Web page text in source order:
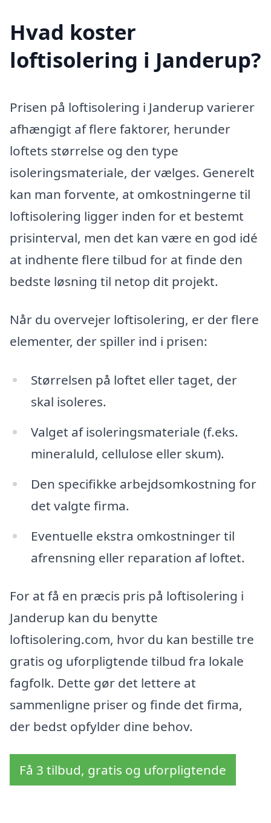
Hvad koster
loftisolering i Janderup?
Prisen på loftisolering i Janderup varierer
afhængigt af flere faktorer, herunder
loftets størrelse og den type
isoleringsmateriale, der vælges. Generelt
kan man forvente, at omkostningerne til
loftisolering ligger inden for et bestemt
prisinterval, men det kan være en god idé
at indhente flere tilbud for at finde den
bedste løsning til netop dit projekt.
Når du overvejer loftisolering, er der flere
elementer, der spiller ind i prisen:
Størrelsen på loftet eller taget, der
skal isoleres.
Valget af isoleringsmateriale (f.eks.
mineraluld, cellulose eller skum).
Den specifikke arbejdsomkostning for
det valgte firma.
Eventuelle ekstra omkostninger til
afrensning eller reparation af loftet.
For at få en præcis pris på loftisolering i
Janderup kan du benytte
loftisolering.com, hvor du kan bestille tre
gratis og uforpligtende tilbud fra lokale
fagfolk. Dette gør det lettere at
sammenligne priser og finde det firma,
der bedst opfylder dine behov.
Få 3 tilbud, gratis og uforpligtende